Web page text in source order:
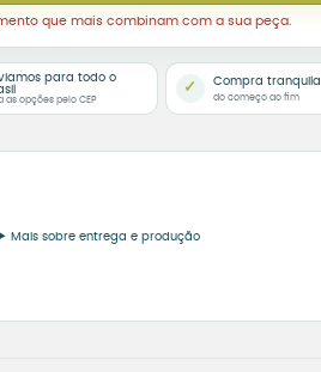
que mais combinam com a sua peça.
para todo o
as opções pelo CEP
✓ Compra tranquila
do começo ao fim
Mais sobre entrega e produção